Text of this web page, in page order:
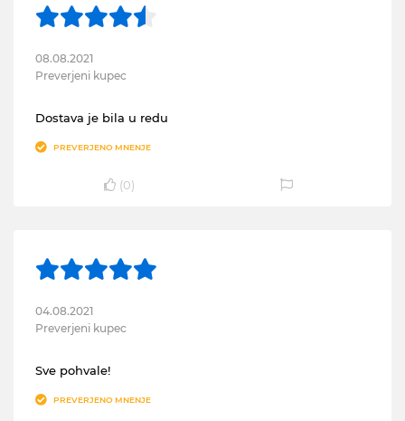
08.08.2021
Preverjeni kupec
Dostava je bila u redu
PREVERJENO MNENJE
(0)
04.08.2021
Preverjeni kupec
Sve pohvale!
PREVERJENO MNENJE